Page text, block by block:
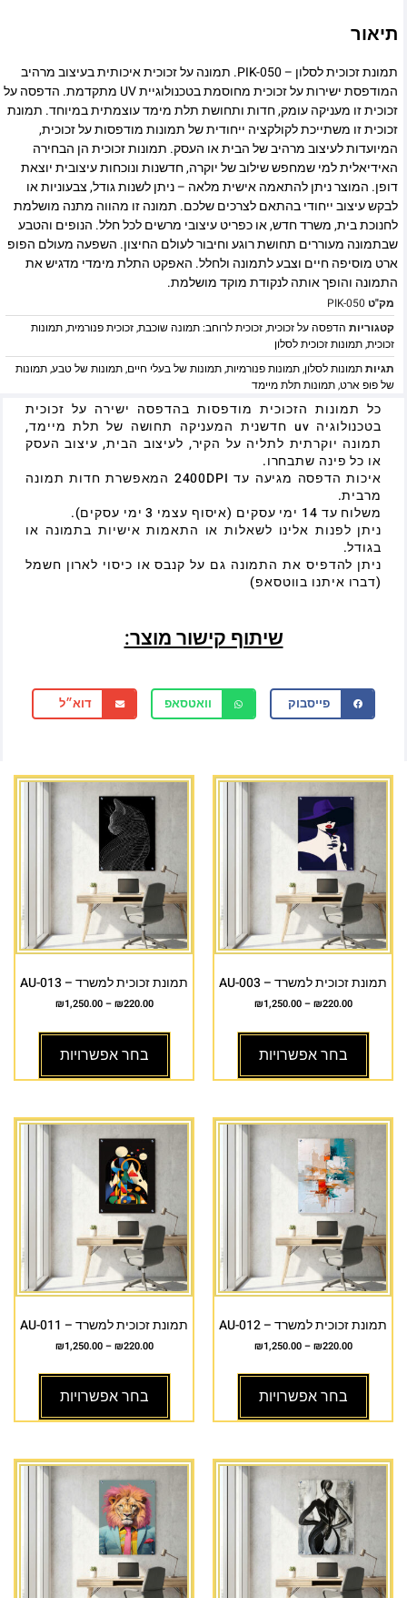
תיאור
תמונת זכוכית לסלון – PIK-050. תמונה על זכוכית איכותית בעיצוב מרהיב
המודפסת ישירות על זכוכית מחוסמת בטכנולוגיית UV מתקדמת. הדפסה על
זכוכית זו מעניקה עומק, חדות ותחושת תלת מימד עוצמתית במיוחד. תמונת
זכוכית זו משתייכת לקולקציה ייחודית של תמונות מודפסות על זכוכית,
המיועדות לעיצוב מרהיב של הבית או העסק. תמונות זכוכית הן הבחירה
האידיאלית למי שמחפש שילוב של יוקרה, חדשנות ונוכחות עיצובית יוצאת
דופן. המוצר ניתן להתאמה אישית מלאה – ניתן לשנות גודל, צבעוניות או
לבקש עיצוב ייחודי בהתאם לצרכים שלכם. תמונה זו מהווה מתנה מושלמת
לחנוכת בית, משרד חדש, או כפריט עיצובי מרשים לכל חלל. הנופים והטבע
שבתמונה מעוררים תחושת רוגע וחיבור לעולם החיצון. השפעה מעולם הפופ
ארט מוסיפה חיים וצבע לתמונה ולחלל. האפקט התלת מימדי מדגיש את
התמונה והופך אותה לנקודת מוקד מושלמת.
מק"ט PIK-050
קטגוריות הדפסה על זכוכית,זכוכית לרוחב: תמונה שוכבת,זכוכית פנורמית,תמונות
זכוכית,תמונות זכוכית לסלון
תגיותתמונות לסלון,תמונות פנורמיות,תמונות של בעלי חיים,תמונות של טבע,תמונות
של פופ ארט,תמונות תלת מיימד
כל תמונות הזכוכית מודפסות בהדפסה ישירה על זכוכית
בטכנולוגיה uv חדשנית המעניקה תחושה של תלת מיימד,
תמונה יוקרתית לתליה על הקיר, לעיצוב הבית, עיצוב העסק
או כל פינה שתבחרו.
איכות הדפסה מגיעה עד 2400DPI המאפשרת חדות תמונה
מרבית.
משלוח עד 14 ימי עסקים (איסוף עצמי 3 ימי עסקים).
ניתן לפנות אלינו לשאלות או התאמות אישיות בתמונה או
בגודל.
ניתן להדפיס את התמונה גם על קנבס או כיסוי לארון חשמל
(דברו איתנו בווטסאפ)
שיתוף קישור מוצר:
פייסבוק וואטסאפ דוא״ל
תמונת זכוכית למשרד – AU-003
₪220.00
–
₪1,250.00
בחר אפשרויות
תמונת זכוכית למשרד – AU-013
₪220.00
–
₪1,250.00
בחר אפשרויות
תמונת זכוכית למשרד – AU-012
₪220.00
–
₪1,250.00
בחר אפשרויות
תמונת זכוכית למשרד – AU-011
₪220.00
–
₪1,250.00
בחר אפשרויות